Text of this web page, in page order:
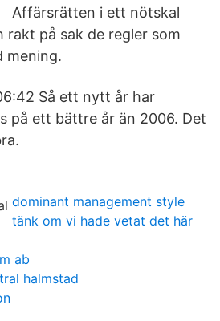
Affärsrätten i ett nötskal
rakt på sak de regler som
mening.
Så ett nytt år har
på ett bättre år än 2006. Det
dominant management style
tänk om vi hade vetat det här
ab
halmstad